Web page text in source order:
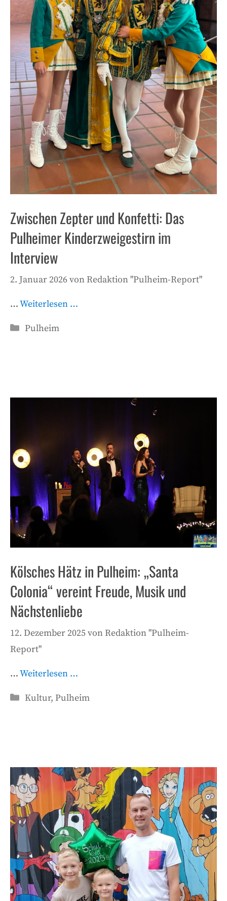
Zwischen Zepter und Konfetti: Das
Pulheimer Kinderzweigestirn im
Interview
2. Januar 2026von Redaktion "Pulheim-Report"
…Weiterlesen …
Kategorien
Pulheim
Kölsches Hätz in Pulheim: „Santa
Colonia“ vereint Freude, Musik und
Nächstenliebe
12. Dezember 2025von Redaktion "Pulheim-
Report"
…Weiterlesen …
Kategorien
Kultur, Pulheim